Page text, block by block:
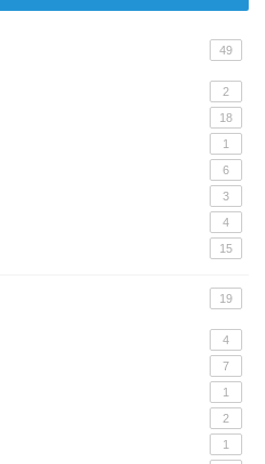
49
2
18
1
6
3
4
15
19
4
7
1
2
1